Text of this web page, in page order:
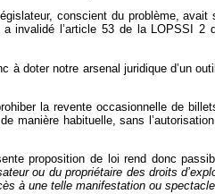
conscient du problème,
invalidé l’article 53 de la LOPSSI
à doter notre arsenal juridique d’un
la revente occasionnelle de
manière habituelle, sans
proposition de loi rend donc
ou du propriétaire des droits
à une telle manifestation ou